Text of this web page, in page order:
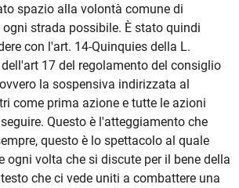
spazio alla volontà comune di
ogni strada possibile. È stato quindi
con l'art. 14-Quinquies della L.
17 del regolamento del consiglio
la sospensiva indirizzata al
come prima azione e tutte le azioni
Questo è l'atteggiamento che
questo è lo spettacolo al quale
ogni volta che si discute per il bene della
che ci vede uniti a combattere una